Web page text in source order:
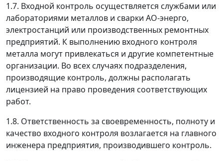
1.7. Входной контроль осуществляется службами или
лабораториями металлов и сварки АО-энерго,
электростанций или производственных ремонтных
предприятий. К выполнению входного контроля
металла могут привлекаться и другие компетентные
организации. Во всех случаях подразделения,
производящие контроль, должны располагать
лицензией на право проведения соответствующих
работ.
1.8. Ответственность за своевременность, полноту и
качество входного контроля возлагается на главного
инженера предприятия, производившего контроль.